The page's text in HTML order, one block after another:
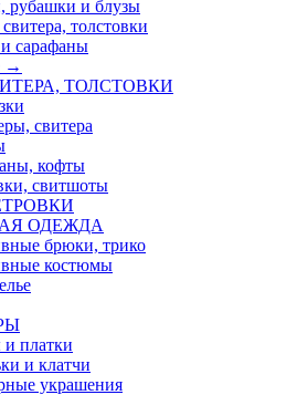
рубашки и блузы
толстовки
сарафаны
→
ТОЛСТОВКИ
свитера
кофты
свитшоты
ОДЕЖДА
брюки, трико
костюмы
платки
и клатчи
украшения